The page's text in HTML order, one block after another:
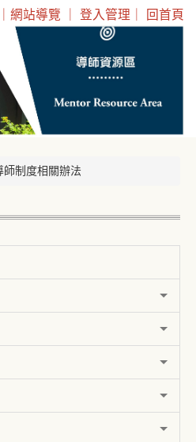
網站導覽 登入管理 回首頁
師制度相關辦法